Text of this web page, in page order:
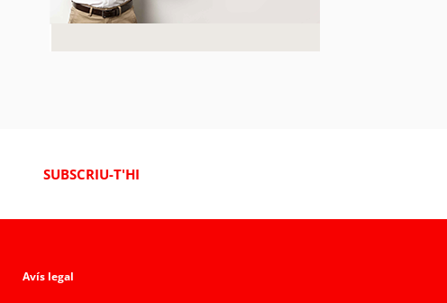
SUBSCRIU-T'HI
Avís legal